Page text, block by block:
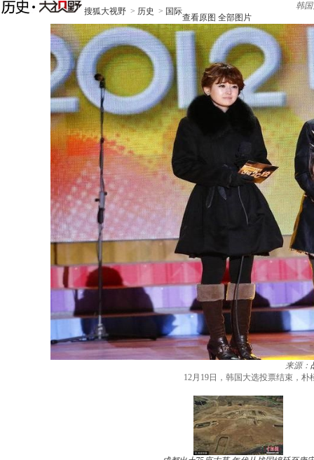
搜狐大视野 > 历史 > 国际
韩
查看原图 全部图片
来源：
12月19日，韩国大选投票结束，